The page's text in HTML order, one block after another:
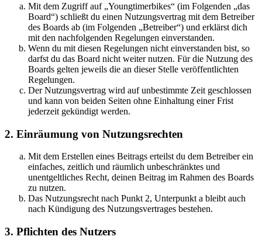
Mit dem Zugriff auf „Youngtimerbikes“ (im Folgenden „das
Board“) schließt du einen Nutzungsvertrag mit dem Betreiber
des Boards ab (im Folgenden „Betreiber“) und erklärst dich
mit den nachfolgenden Regelungen einverstanden.
Wenn du mit diesen Regelungen nicht einverstanden bist, so
darfst du das Board nicht weiter nutzen. Für die Nutzung des
Boards gelten jeweils die an dieser Stelle veröffentlichten
Regelungen.
Der Nutzungsvertrag wird auf unbestimmte Zeit geschlossen
und kann von beiden Seiten ohne Einhaltung einer Frist
jederzeit gekündigt werden.
2. Einräumung von Nutzungsrechten
Mit dem Erstellen eines Beitrags erteilst du dem Betreiber ein
einfaches, zeitlich und räumlich unbeschränktes und
unentgeltliches Recht, deinen Beitrag im Rahmen des Boards
zu nutzen.
Das Nutzungsrecht nach Punkt 2, Unterpunkt a bleibt auch
nach Kündigung des Nutzungsvertrages bestehen.
3. Pflichten des Nutzers